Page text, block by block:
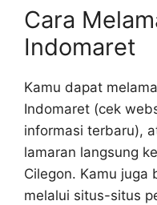
Cara
Indomaret
Kamu dapat
Indomaret (cek
informasi terbaru),
lamaran langsung
Cilegon. Kamu juga
melalui situs-situs